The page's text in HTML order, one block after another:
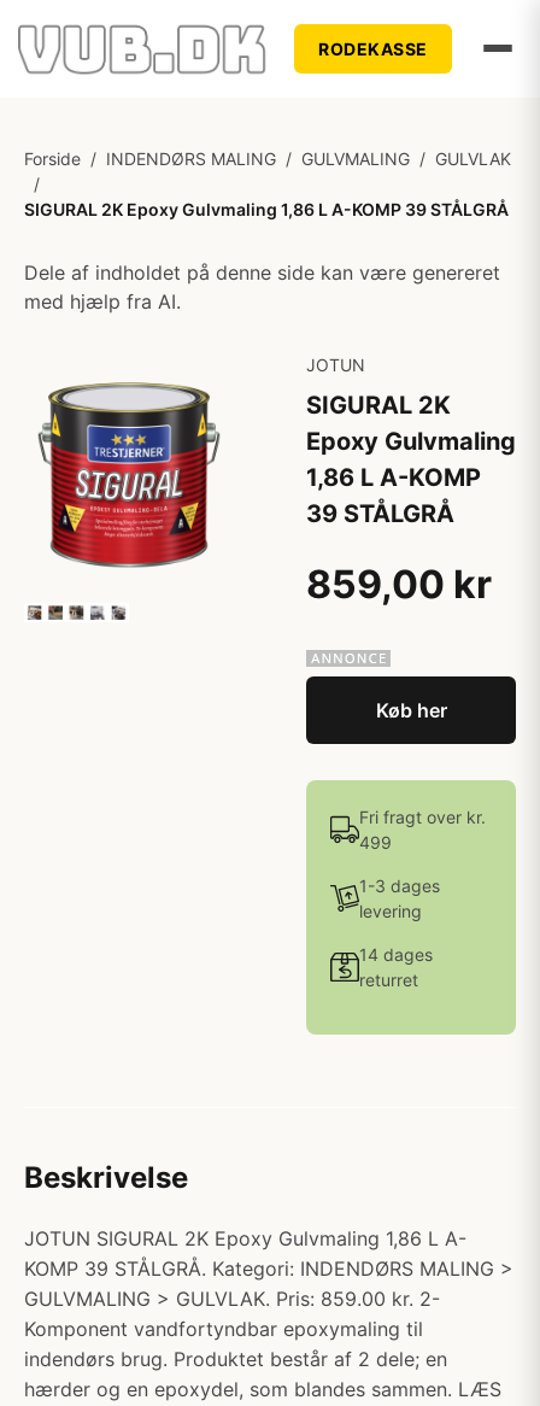
RODEKASSE
Forside / INDENDØRS MALING / GULVMALING / GULVLAK
/
SIGURAL 2K Epoxy Gulvmaling 1,86 L A-KOMP 39 STÅLGRÅ
Dele af indholdet på denne side kan være genereret
med hjælp fra AI.
JOTUN
SIGURAL 2K
Epoxy Gulvmaling
1,86 L A-KOMP
39 STÅLGRÅ
859,00 kr
Køb her
Fri fragt over kr.
499
1-3 dages
levering
14 dages
returret
Beskrivelse
JOTUN SIGURAL 2K Epoxy Gulvmaling 1,86 L A-
KOMP 39 STÅLGRÅ. Kategori: INDENDØRS MALING >
GULVMALING > GULVLAK. Pris: 859.00 kr. 2-
Komponent vandfortyndbar epoxymaling til
indendørs brug. Produktet består af 2 dele; en
hærder og en epoxydel, som blandes sammen. LÆS